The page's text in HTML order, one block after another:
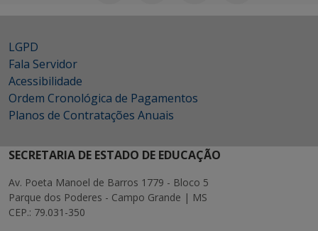
LGPD
Fala Servidor
Acessibilidade
Ordem Cronológica de Pagamentos
Planos de Contratações Anuais
SECRETARIA DE ESTADO DE EDUCAÇÃO
Av. Poeta Manoel de Barros 1779 - Bloco 5
Parque dos Poderes - Campo Grande | MS
CEP.: 79.031-350